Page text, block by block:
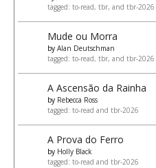
tagged: to-read, tbr, and tbr-2026
Mude ou Morra
by Alan Deutschman
tagged: to-read, tbr, and tbr-2026
A Ascensão da Rainha
by Rebecca Ross
tagged: to-read and tbr-2026
A Prova do Ferro
by Holly Black
tagged: to-read and tbr-2026